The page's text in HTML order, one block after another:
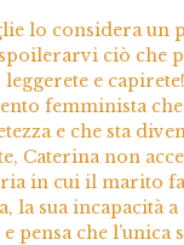
lo considera un
ciò che
e
femminista che
e che sta
Caterina non
in cui il marito
la sua incapacità
pensa che l’unica